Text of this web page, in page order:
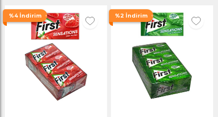
%4 İndirim %2 İndirim